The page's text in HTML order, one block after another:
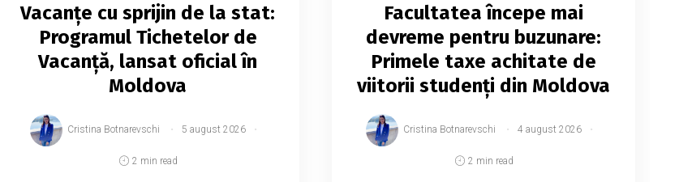
Vacanțe cu sprijin de la stat:
Programul Tichetelor de
Vacanță, lansat oficial în
Moldova
Cristina Botnarevschi 5 august 2026
2 min read
Facultatea începe mai
devreme pentru buzunare:
Primele taxe achitate de
viitorii studenți din Moldova
Cristina Botnarevschi 4 august 2026
2 min read